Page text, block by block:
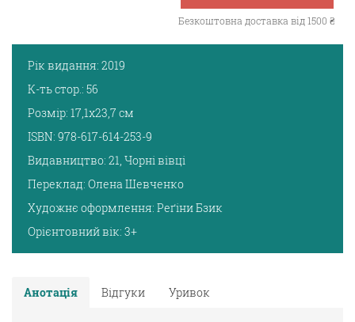
Безкоштовна доставка від 1500 ₴
Рік видання: 2019
К-ть стор.: 56
Розмір: 17,1х23,7 см
ISBN: 978-617-614-253-9
Видавництво: 21, Чорні вівці
Переклад: Олена Шевченко
Художнє оформлення: Реґіни Бзик
Орієнтовний вік: 3+
Анотація Відгуки Уривок